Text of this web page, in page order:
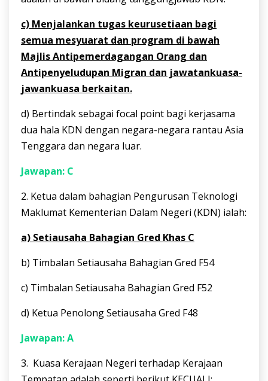
c) Menjalankan tugas keurusetiaan bagi
semua mesyuarat dan program di bawah
Majlis Antipemerdagangan Orang dan
Antipenyeludupan Migran dan jawatankuasa-
jawankuasa berkaitan.
d) Bertindak sebagai focal point bagi kerjasama
dua hala KDN dengan negara-negara rantau Asia
Tenggara dan negara luar.
Jawapan: C
2. Ketua dalam bahagian Pengurusan Teknologi
Maklumat Kementerian Dalam Negeri (KDN) ialah:
a) Setiausaha Bahagian Gred Khas C
b) Timbalan Setiausaha Bahagian Gred F54
c) Timbalan Setiausaha Bahagian Gred F52
d) Ketua Penolong Setiausaha Gred F48
Jawapan: A
3. Kuasa Kerajaan Negeri terhadap Kerajaan